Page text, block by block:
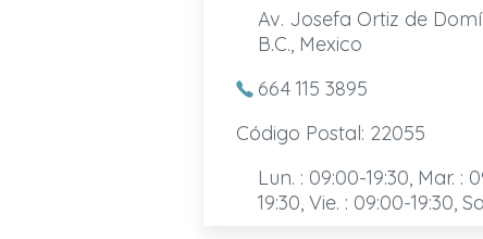
Av. Josefa Ortiz de
B.C., Mexico
664 115 3895
Código Postal: 22055
Lun. : 09:00-19:30, Mar. :
19:30, Vie. : 09:00-19:30,